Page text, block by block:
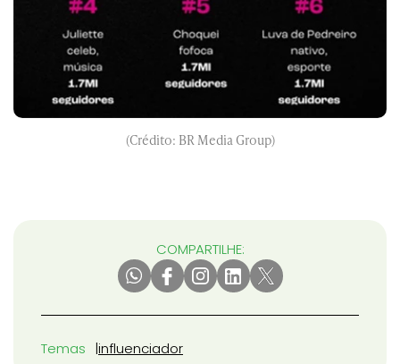
(Crédito: BR Media Group)
COMPARTILHE:
Temas influenciador